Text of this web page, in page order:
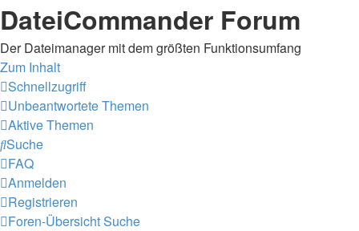
DateiCommander Forum
Der Dateimanager mit dem größten Funktionsumfang
Zum Inhalt
Schnellzugriff
Unbeantwortete Themen
Aktive Themen
Suche
FAQ
Anmelden
Registrieren
Foren-ÜbersichtSuche